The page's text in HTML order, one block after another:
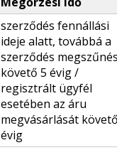
szerződés fennállási
ideje alatt, továbbá a
szerződés
követő 5 évig /
regisztrált ügyfél
esetében az áru
megvásárlását
évig